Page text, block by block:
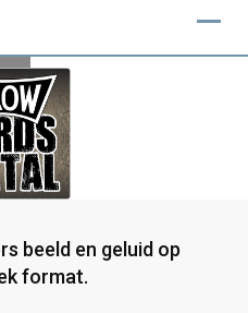
beeld en geluid op
format.